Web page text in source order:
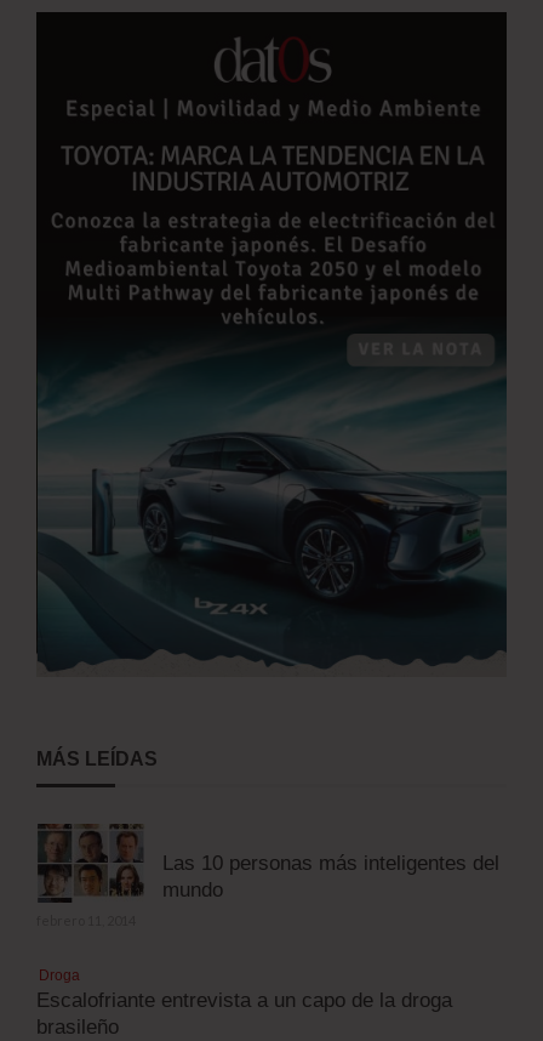
MÁS LEÍDAS
Las 10 personas más inteligentes del
mundo
Droga
Escalofriante entrevista a un capo de la droga
brasileño